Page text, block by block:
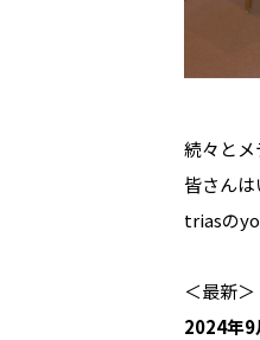
続々と
皆さん
triasの
＜最新＞
2024年9